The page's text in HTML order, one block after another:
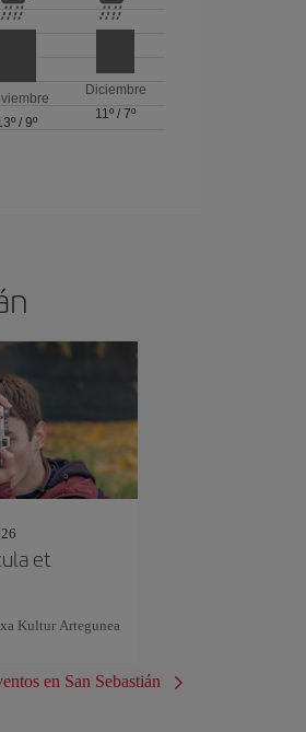
/9º
Diciembre
11º /7º
et
Kultur Artegunea
en San Sebastián